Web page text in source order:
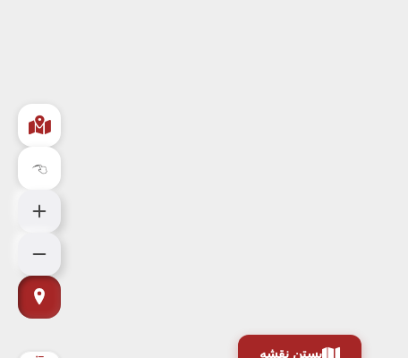
بستن نقشه